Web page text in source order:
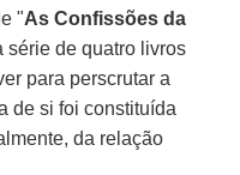
"As Confissões da
série de quatro livros
para perscrutar a
de si foi constituída
da relação